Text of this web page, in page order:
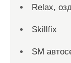
Relax,
Skillfix
SM